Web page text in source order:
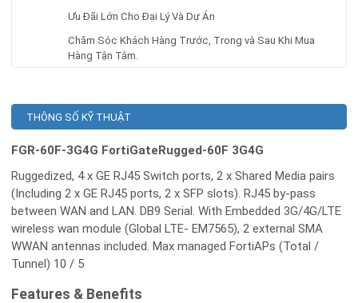
Ưu Đãi Lớn Cho Đại Lý Và Dự Án
Chăm Sóc Khách Hàng Trước, Trong và Sau Khi Mua
Hàng Tận Tâm.
THÔNG SỐ KỸ THUẬT
FGR-60F-3G4G FortiGateRugged-60F 3G4G
Ruggedized, 4 x GE RJ45 Switch ports, 2 x Shared Media pairs
(Including 2 x GE RJ45 ports, 2 x SFP slots). RJ45 by-pass
between WAN and LAN. DB9 Serial. With Embedded 3G/4G/LTE
wireless wan module (Global LTE- EM7565), 2 external SMA
WWAN antennas included. Max managed FortiAPs (Total /
Tunnel) 10 / 5
Features & Benefits